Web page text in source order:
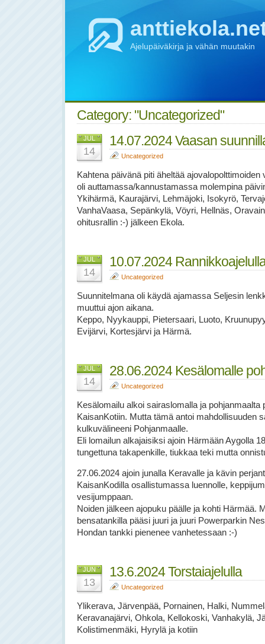
Ajelupäiväkirja ja vähän muutakin
Category: "Uncategorized"
JUL
14
14.07.2024 Vaasan
Uncategorized
Kahtena päivänä piti äheltää
oli auttamassa/kannustamassa molempina
Ykihärmä, Kaurajärvi, Lehmäjoki, Isokyrö,
VanhaVaasa, Sepänkylä, Vöyri, Hellnäs,
ohitusrallin :-) jälkeen Ekola.
JUL
14
10.07.2024
Uncategorized
Suunnitelmana oli käydä ajamassa Seljesin
muuttui ajon aikana.
Keppo, Nyykauppi, Pietersaari, Luoto,
Evijärvi, Kortesjärvi ja Härmä.
JUL
14
28.06.2024 Kesälomalle
Uncategorized
Kesälomailu alkoi sairaslomalla ja pohjanmaalta
KaisanKotiin. Mutta tämä antoi mahdollisuuden
kulkuvälineeni Pohjanmaalle.
Eli lomailun alkajaisiksi ajoin Härmään Aygolla
tungettuna takapenkille, tiukkaa teki mutta
27.06.2024 ajoin junalla Keravalle ja kävin
KaisanKodilla osallistumassa luennolle,
vesijumppaan.
Noiden jälkeen ajopuku päälle ja kohti Härmää.
bensatankilla pääsi juuri ja juuri Powerparkin
Hondan tankki pienenee vanhetessaan :-)
JUN
13
13.6.2024 Torstaiajelulla
Uncategorized
Ylikerava, Järvenpää, Pornainen, Halki,
Keravanajärvi, Ohkola, Kellokoski, Vanhakylä,
Kolistimenmäki, Hyrylä ja kotiin